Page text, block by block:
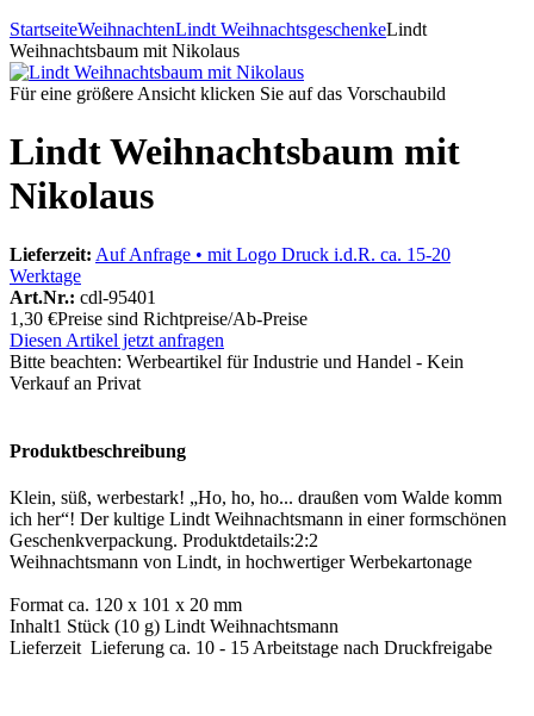
StartseiteWeihnachtenLindt WeihnachtsgeschenkeLindt
Weihnachtsbaum mit Nikolaus
Für eine größere Ansicht klicken Sie auf das Vorschaubild
Lindt Weihnachtsbaum mit
Nikolaus
Lieferzeit: Auf Anfrage • mit Logo Druck i.d.R. ca. 15-20
Werktage
Art.Nr.: cdl-95401
1,30 €Preise sind Richtpreise/Ab-Preise
Diesen Artikel jetzt anfragen
Bitte beachten: Werbeartikel für Industrie und Handel - Kein
Verkauf an Privat
Produktbeschreibung
Klein, süß, werbestark! „Ho, ho, ho... draußen vom Walde komm
ich her“! Der kultige Lindt Weihnachtsmann in einer formschönen
Geschenkverpackung. Produktdetails:2:2
Weihnachtsmann von Lindt, in hochwertiger Werbekartonage
Formatca. 120 x 101 x 20 mm
Inhalt1 Stück (10 g) Lindt Weihnachtsmann
Lieferzeit Lieferung ca. 10 - 15 Arbeitstage nach Druckfreigabe